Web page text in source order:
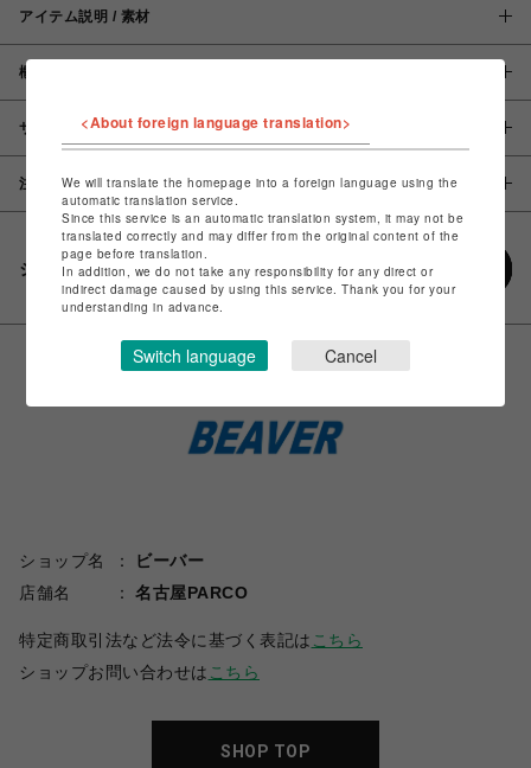
アイテム説明 / 素材
概要
サイズ
注意事項
シェアする
ショップ名
ビーバー
店舗名
名古屋PARCO
特定商取引法など法令に基づく表記は こちら
ショップお問い合わせは こちら
SHOP TOP
<About foreign language translation>
We will translate the homepage into a foreign language using the
automatic translation service.
Since this service is an automatic translation system, it may not be
translated correctly and may differ from the original content of the
page before translation.
In addition, we do not take any responsibility for any direct or
indirect damage caused by using this service. Thank you for your
understanding in advance.
Switch language Cancel